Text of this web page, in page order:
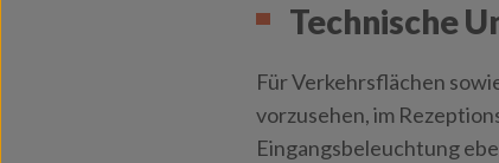
Technische
Für Verkehrsflächen
vorzusehen, im
Eingangsbeleuchtung